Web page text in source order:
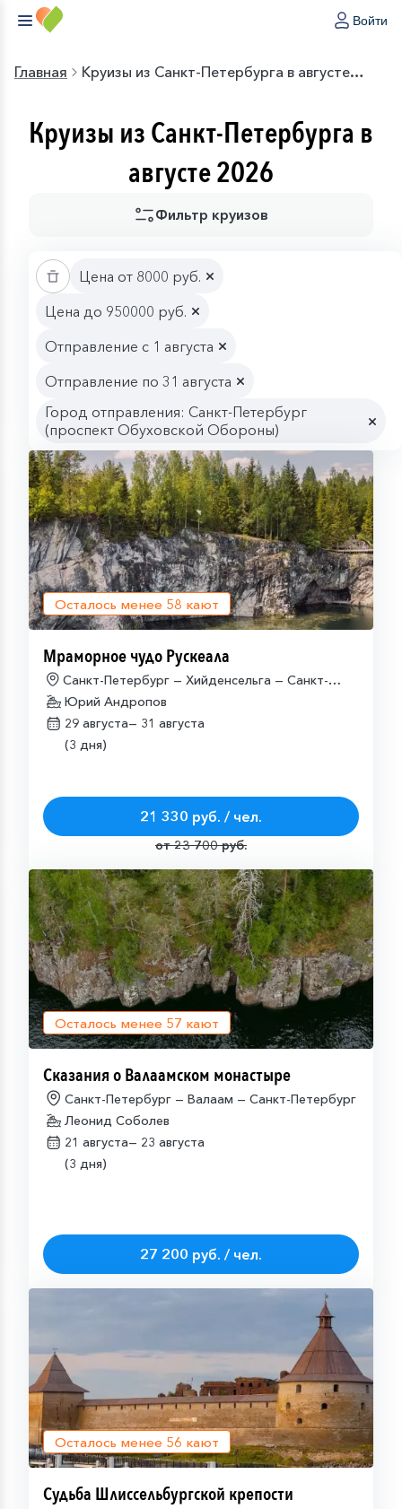
Войти
Главная
Круизы из Санкт-Петербурга в августе
Круизы из Санкт-Петербурга в
августе 2026
Фильтр круизов
Цена от 8000 руб.
Цена до 950000 руб.
Отправление с 1 августа
Отправление по 31 августа
Город отправления: Санкт-Петербург
(проспект Обуховской Обороны)
Осталось менее 58 кают
Мраморное чудо Рускеала
Санкт-Петербург — Хийденсельга — Санкт-
Петербург
Юрий Андропов
29 августа— 31 августа
(3 дня)
21 330 руб. / чел.
от 23 700 руб.
Осталось менее 57 кают
Сказания о Валаамском монастыре
Санкт-Петербург — Валаам — Санкт-Петербург
Леонид Соболев
21 августа— 23 августа
(3 дня)
27 200 руб. / чел.
Осталось менее 56 кают
Судьба Шлиссельбургской крепости